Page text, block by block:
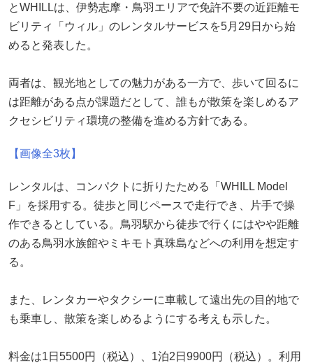
とWHILLは、伊勢志摩・鳥羽エリアで免許不要の近距離モ
ビリティ「ウィル」のレンタルサービスを5月29日から始
めると発表した。
両者は、観光地としての魅力がある一方で、歩いて回るに
は距離がある点が課題だとして、誰もが散策を楽しめるア
クセシビリティ環境の整備を進める方針である。
【画像全3枚】
レンタルは、コンパクトに折りたためる「WHILL Model
F」を採用する。徒歩と同じペースで走行でき、片手で操
作できるとしている。鳥羽駅から徒歩で行くにはやや距離
のある鳥羽水族館やミキモト真珠島などへの利用を想定す
る。
また、レンタカーやタクシーに車載して遠出先の目的地で
も乗車し、散策を楽しめるようにする考えも示した。
料金は1日5500円（税込）、1泊2日9900円（税込）。利用